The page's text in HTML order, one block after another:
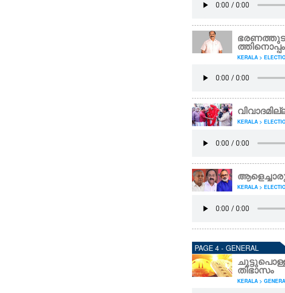
ത്തിനൊപ്പം
KERALA >
KERALA >
KERALA >
PAGE 4 - GENERAL
തിഭാസം
KERALA >